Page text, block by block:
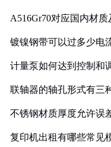
A516Gr70对应国内材
镀镍钢带可以过多少电
计量泵如何达到控制和
联轴器的轴孔形式有三
不锈钢材质厚度允许误
复印机出租有哪些常见